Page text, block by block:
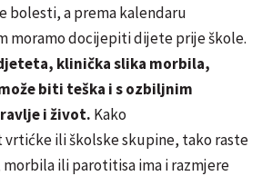
bolesti, a prema kalendaru
moramo docijepiti dijete prije škole.
klinička slika morbila,
biti teška i s ozbiljnim
i život. Kako
ili školske skupine, tako raste
ili parotitisa ima i razmjere